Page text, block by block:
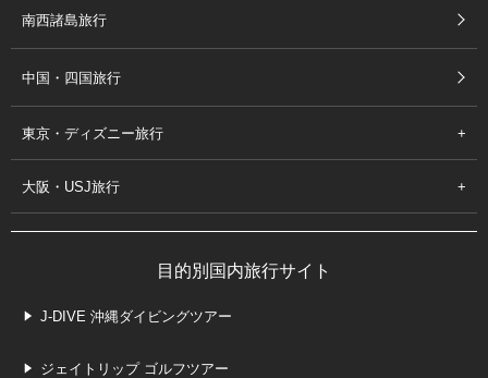
南西諸島旅行
中国・四国旅行
東京・ディズニー旅行
大阪・USJ旅行
目的別国内旅行サイト
J-DIVE 沖縄ダイビングツアー
ジェイトリップ ゴルフツアー